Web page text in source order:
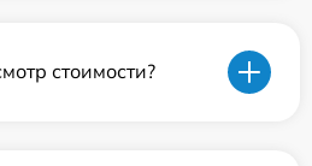
стоимости?